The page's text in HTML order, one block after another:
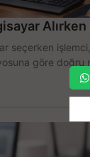
seçerken
göre